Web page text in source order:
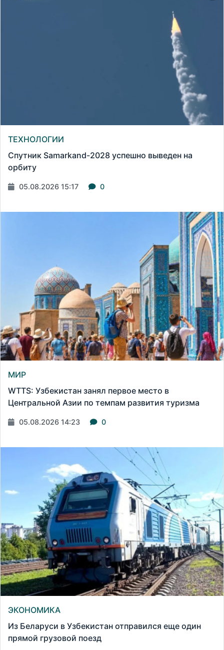
ТЕХНОЛОГИИ
Спутник Samarkand-2028 успешно выведен на
орбиту
05.08.2026 15:17 0
МИР
WTTS: Узбекистан занял первое место в
Центральной Азии по темпам развития туризма
05.08.2026 14:23 0
ЭКОНОМИКА
Из Беларуси в Узбекистан отправился еще один
прямой грузовой поезд